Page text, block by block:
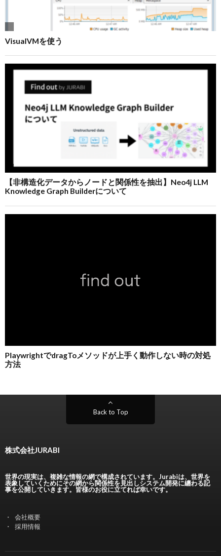
Back to Top
株式会社JURABI
世界の現実は、複雑な情報の網で構成されています。Jurabiは、世界を
表象していくためにその網から関係性を見出しシステム開発に纏わる記
事を公開していきます。皆様のお役に立てれば幸いです。
会社概要
採用情報